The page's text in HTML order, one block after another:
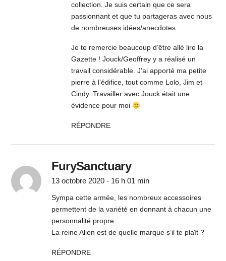
collection. Je suis certain que ce sera
passionnant et que tu partageras avec nous
de nombreuses idées/anecdotes.
Je te remercie beaucoup d’être allé lire la
Gazette ! Jouck/Geoffrey y a réalisé un
travail considérable. J’ai apporté ma petite
pierre à l’édifice, tout comme Lolo, Jim et
Cindy. Travailler avec Jouck était une
évidence pour moi
RÉPONDRE
FurySanctuary
13 octobre 2020 - 16 h 01 min
Sympa cette armée, les nombreux accessoires
permettent de la variété en donnant à chacun une
personnalité propre.
La reine Alien est de quelle marque s’il te plaît ?
RÉPONDRE